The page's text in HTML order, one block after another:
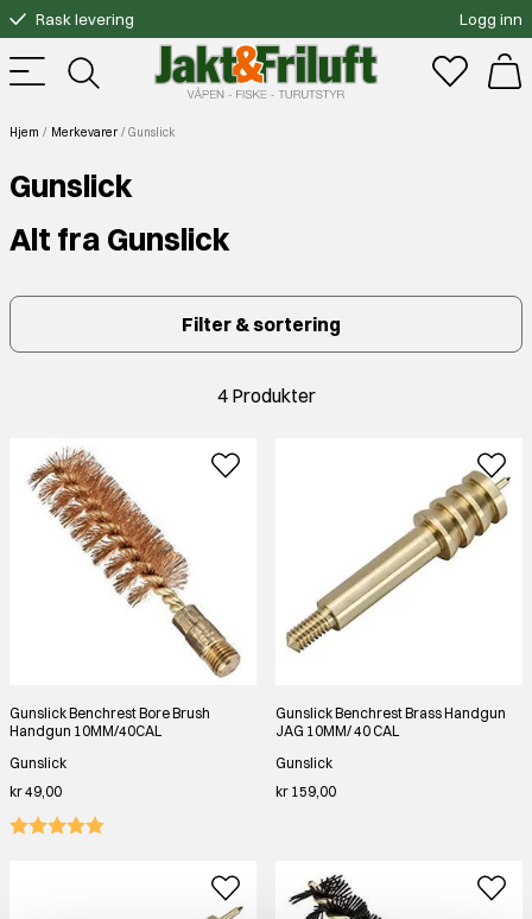
Rask levering
Gratis bytte
Fri frakt over 3000.-
Logg inn
Hjem Merkevarer Gunslick
Gunslick
Alt fra Gunslick
Filter & sortering
4 Produkter
Gunslick Benchrest Bore Brush
Handgun 10MM/40CAL
Gunslick
kr 49,00
Gunslick Benchrest Brass Handgun
JAG 10MM/ 40 CAL
Gunslick
kr 159,00